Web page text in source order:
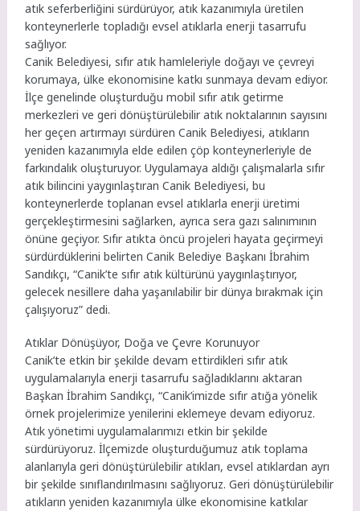
atık seferberliğini sürdürüyor, atık kazanımıyla üretilen
konteynerlerle topladığı evsel atıklarla enerji tasarrufu
sağlıyor.
Canik Belediyesi, sıfır atık hamleleriyle doğayı ve çevreyi
korumaya, ülke ekonomisine katkı sunmaya devam ediyor.
İlçe genelinde oluşturduğu mobil sıfır atık getirme
merkezleri ve geri dönüştürülebilir atık noktalarının sayısını
her geçen artırmayı sürdüren Canik Belediyesi, atıkların
yeniden kazanımıyla elde edilen çöp konteynerleriyle de
farkındalık oluşturuyor. Uygulamaya aldığı çalışmalarla sıfır
atık bilincini yaygınlaştıran Canik Belediyesi, bu
konteynerlerde toplanan evsel atıklarla enerji üretimi
gerçekleştirmesini sağlarken, ayrıca sera gazı salınımının
önüne geçiyor. Sıfır atıkta öncü projeleri hayata geçirmeyi
sürdürdüklerini belirten Canik Belediye Başkanı İbrahim
Sandıkçı, “Canik’te sıfır atık kültürünü yaygınlaştırıyor,
gelecek nesillere daha yaşanılabilir bir dünya bırakmak için
çalışıyoruz” dedi.
Atıklar Dönüşüyor, Doğa ve Çevre Korunuyor
Canik’te etkin bir şekilde devam ettirdikleri sıfır atık
uygulamalarıyla enerji tasarrufu sağladıklarını aktaran
Başkan İbrahim Sandıkçı, “Canik’imizde sıfır atığa yönelik
örnek projelerimize yenilerini eklemeye devam ediyoruz.
Atık yönetimi uygulamalarımızı etkin bir şekilde
sürdürüyoruz. İlçemizde oluşturduğumuz atık toplama
alanlarıyla geri dönüştürülebilir atıkları, evsel atıklardan ayrı
bir şekilde sınıflandırılmasını sağlıyoruz. Geri dönüştürülebilir
atıkların yeniden kazanımıyla ülke ekonomisine katkılar